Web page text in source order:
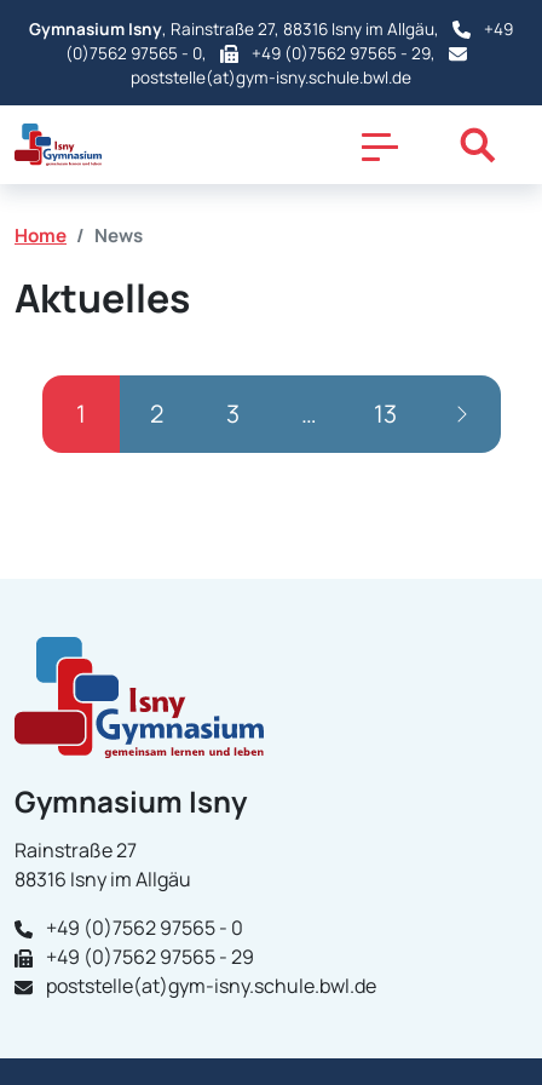
Gymnasium Isny, Rainstraße 27, 88316 Isny im Allgäu,
+49
(0)7562 97565 - 0,
+49 (0)7562 97565 - 29,
poststelle(at)gym-isny.schule.bwl.de
Home News
Aktuelles
1 2 3 … 13
Gymnasium Isny
Rainstraße 27
88316 Isny im Allgäu
+49 (0)7562 97565 - 0
+49 (0)7562 97565 - 29
poststelle(at)gym-isny.schule.bwl.de